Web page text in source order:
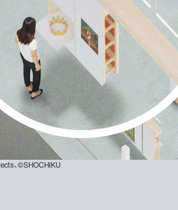
、©SHOCHIKU